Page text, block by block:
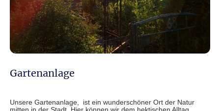
Gartenanlage
Unsere Gartenanlage, ist ein wunderschöner Ort der Natur